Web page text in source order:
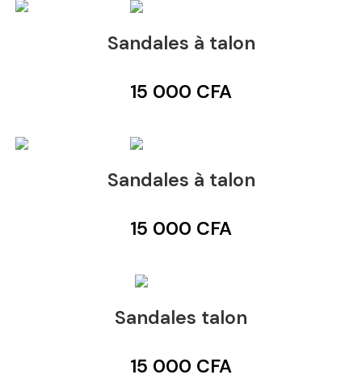
Sandales à talon
15 000 CFA
Sandales à talon
15 000 CFA
Sandales talon
15 000 CFA